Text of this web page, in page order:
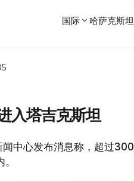
国际 哈萨克斯坦
入塔吉克斯坦
中心发布消息称，超过300